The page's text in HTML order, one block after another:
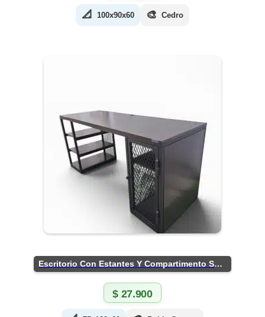
📐 100x90x60 🎨 Cedro
Escritorio Con Estantes Y Compartimento Seguro
$27.900